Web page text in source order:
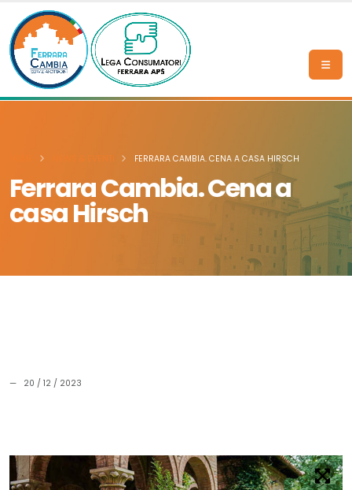
Ferrara Cambia. Cena a
casa Hirsch
FERRARA CAMBIA. CENA A CASA HIRSCH
— 20 / 12 / 2023